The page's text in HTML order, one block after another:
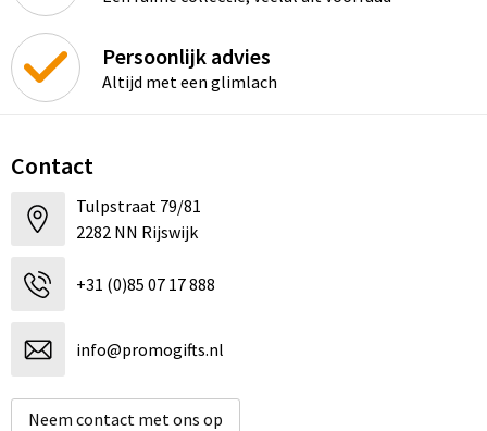
Persoonlijk advies
Altijd met een glimlach
Contact
Tulpstraat 79/81
2282 NN Rijswijk
+31 (0)85 07 17 888
info@promogifts.nl
Neem contact met ons op